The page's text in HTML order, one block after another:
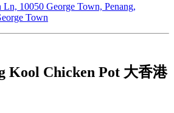
Ln, 10050 George Town, Penang,
Town
Kool Chicken Pot 大香港